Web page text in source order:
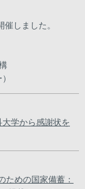
催しました。
学から感謝状を
ための国家備蓄：